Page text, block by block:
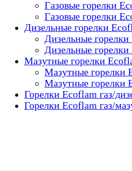
Газовые горелки
Газовые горелки
Дизельные горелки
Дизельные
Дизельные
Мазутные горелки
Мазутные горелки
Мазутные горелки
Горелки Ecoflam газ/
Горелки Ecoflam газ/